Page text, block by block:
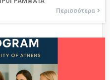
Περισσότερα